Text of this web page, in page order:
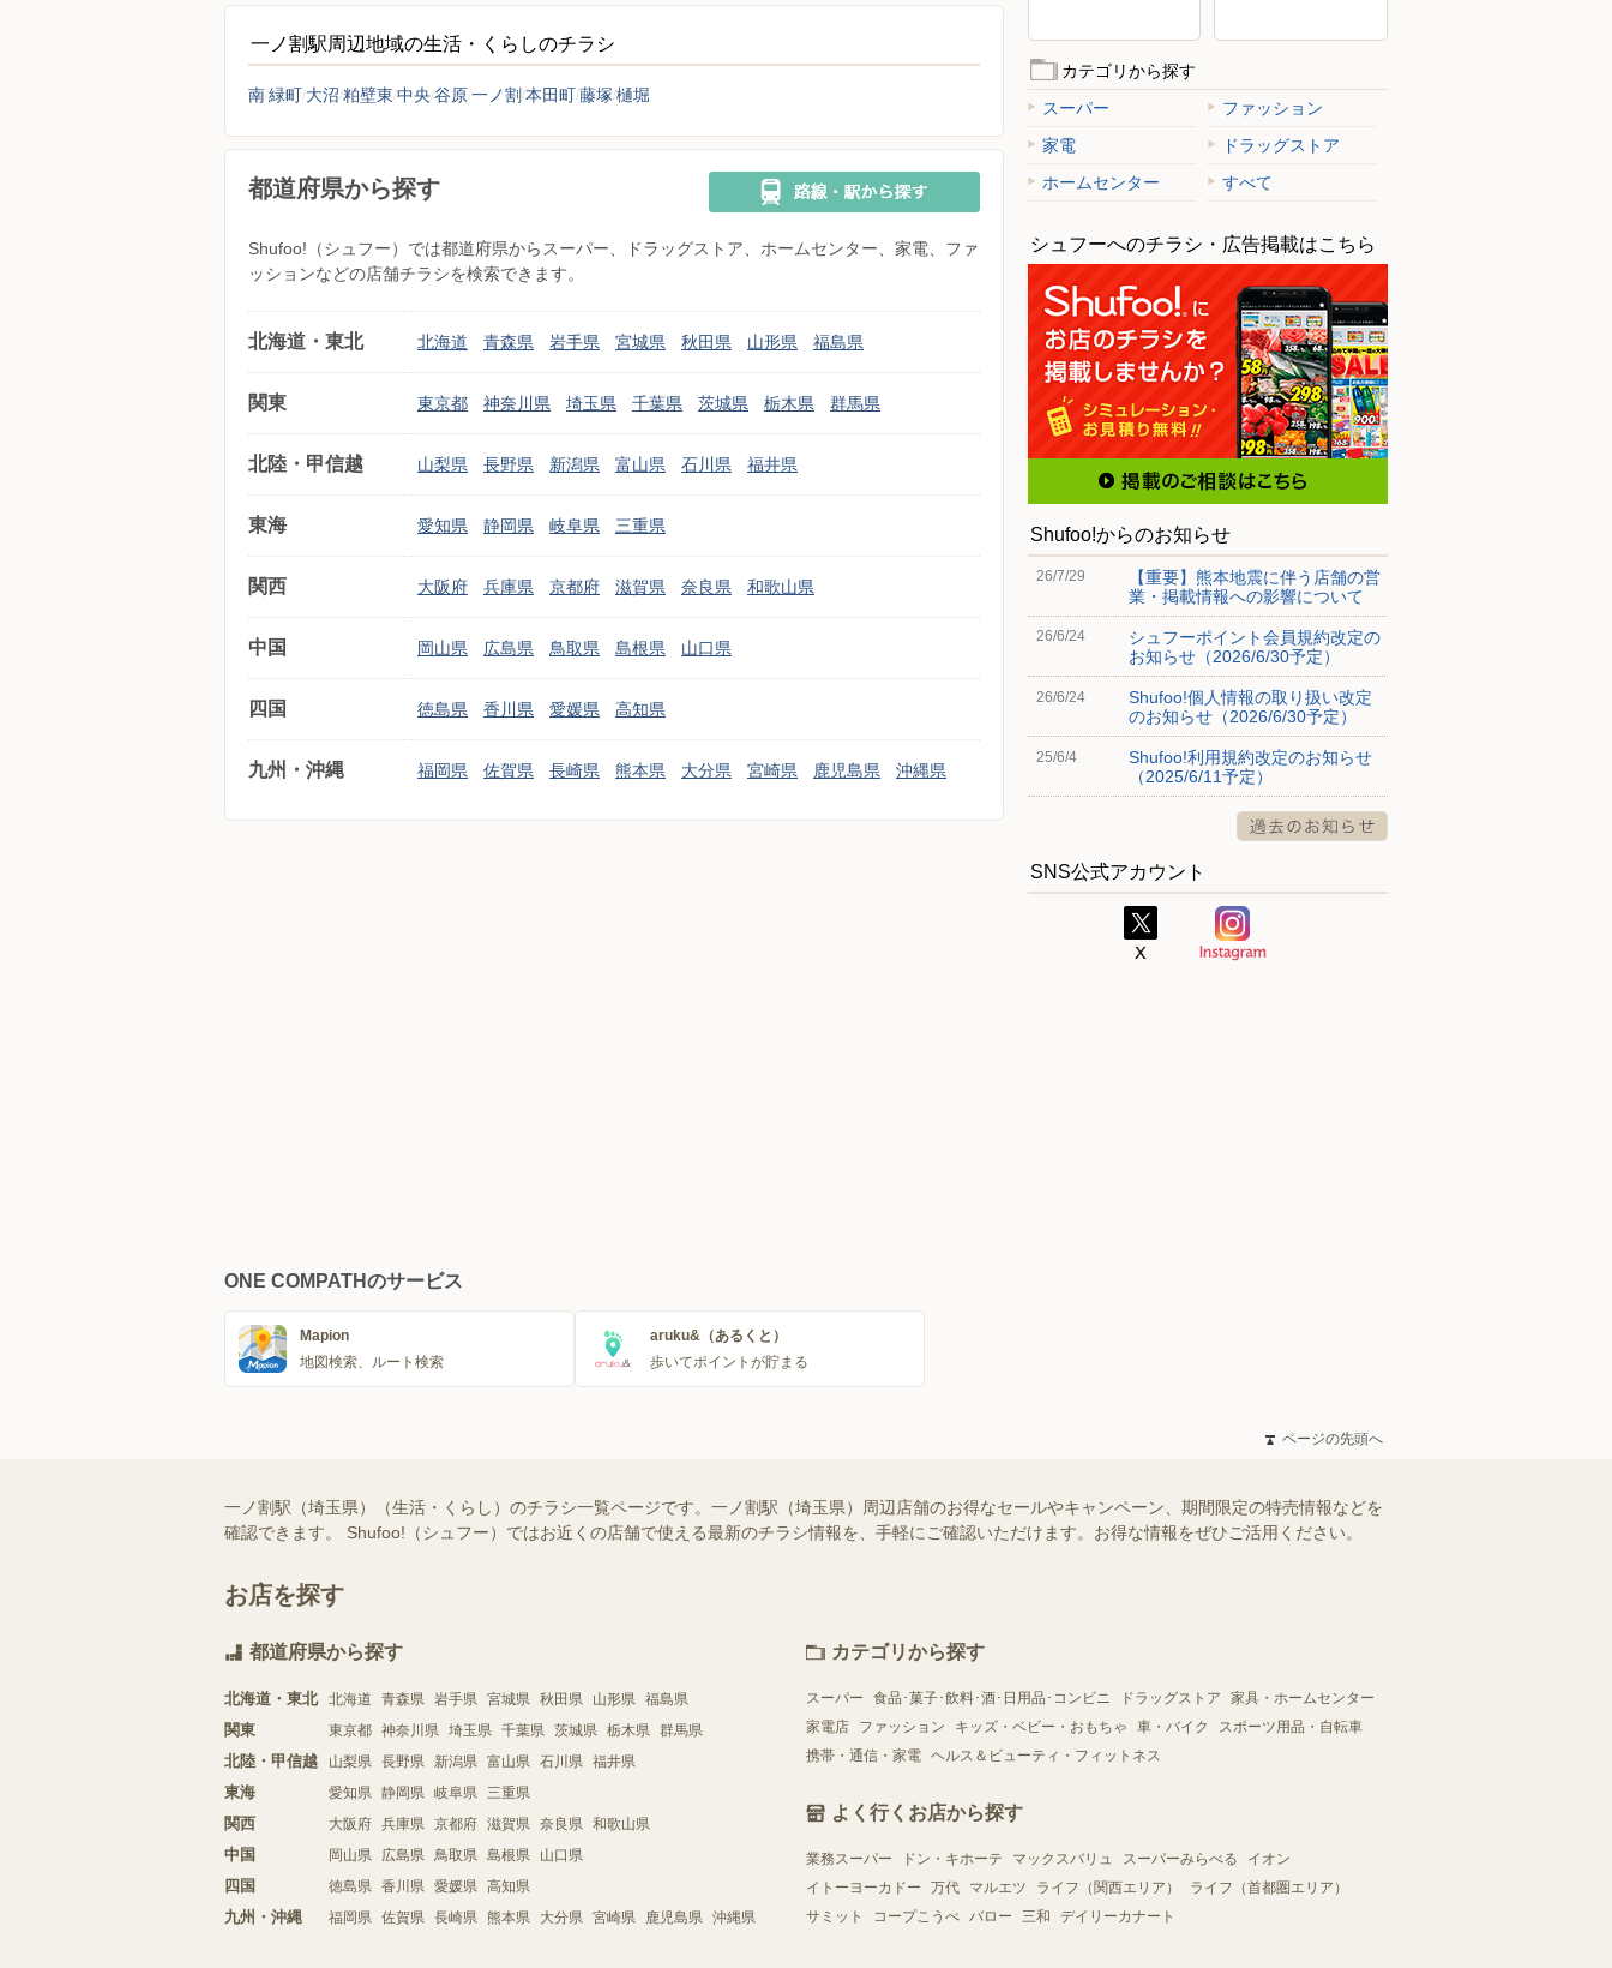
一ノ割駅周辺地域の生活・くらしのチラシ
南緑町 大沼 粕壁東 中央 谷原一ノ割 本田町藤塚 樋堀
都道府県から探す
Shufoo!（シュフー）では都道府県からスーパー、ドラッグストア、ホームセンター、家電、ファ
ッションなどの店舗チラシを検索できます。
北海道・東北 北海道 青森県 岩手県 宮城県 秋田県 山形県 福島県
関東 東京都 神奈川県 埼玉県 千葉県 茨城県 栃木県 群馬県
北陸・甲信越 山梨県 長野県 新潟県 富山県 石川県 福井県
東海 愛知県 静岡県 岐阜県 三重県
関西 大阪府 兵庫県 京都府 滋賀県 奈良県 和歌山県
中国 岡山県 広島県 鳥取県 島根県 山口県
四国 徳島県 香川県 愛媛県 高知県
九州・沖縄 福岡県 佐賀県 長崎県 熊本県 大分県 宮崎県 鹿児島県 沖縄県
カテゴリから探す
スーパー
ファッション
家電
ドラッグストア
ホームセンター
すべて
シュフーへのチラシ・広告掲載はこちら
Shufoo!からのお知らせ
26/7/29
【重要】熊本地震に伴う店舗の営
業・掲載情報への影響について
26/6/24
シュフーポイント会員規約改定の
お知らせ（2026/6/30予定）
26/6/24
Shufoo!個人情報の取り扱い改定
のお知らせ（2026/6/30予定）
25/6/4
Shufoo!利用規約改定のお知らせ
（2025/6/11予定）
SNS公式アカウント
ONE COMPATHのサービス
Mapion
地図検索、ルート検索
aruku&（あるくと）
歩いてポイントが貯まる
ページの先頭へ
一ノ割駅（埼玉県）（生活・くらし）のチラシ一覧ページです。一ノ割駅（埼玉県）周辺店舗のお得なセールやキャンペーン、期間限定の特売情報などを
確認できます。 Shufoo!（シュフー）ではお近くの店舗で使える最新のチラシ情報を、手軽にご確認いただけます。お得な情報をぜひご活用ください。
お店を探す
都道府県から探す
北海道・東北 北海道 青森県 岩手県 宮城県 秋田県 山形県 福島県
関東 東京都 神奈川県 埼玉県 千葉県 茨城県 栃木県 群馬県
北陸・甲信越 山梨県 長野県 新潟県 富山県 石川県 福井県
東海 愛知県 静岡県 岐阜県 三重県
関西 大阪府 兵庫県 京都府 滋賀県 奈良県 和歌山県
中国 岡山県 広島県 鳥取県 島根県 山口県
四国 徳島県 香川県 愛媛県 高知県
九州・沖縄 福岡県 佐賀県 長崎県 熊本県 大分県 宮崎県 鹿児島県 沖縄県
カテゴリから探す
スーパー 食品･菓子･飲料･酒･日用品･コンビニ ドラッグストア
家具・ホームセンター
家電店
ファッション キッズ・ベビー・おもちゃ 車・バイク
スポーツ用品・自転車
携帯・通信・家電 ヘルス＆ビューティ・フィットネス
よく行くお店から探す
業務スーパー ドン・キホーテ マックスバリュ スーパーみらべる
イオン
イトーヨーカドー
万代 マルエツ ライフ（関西エリア）
ライフ（首都圏エリア）
サミット
コープこうべ バロー 三和 デイリーカナート